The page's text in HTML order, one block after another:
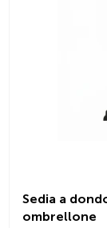
Sedia a
ombrellone